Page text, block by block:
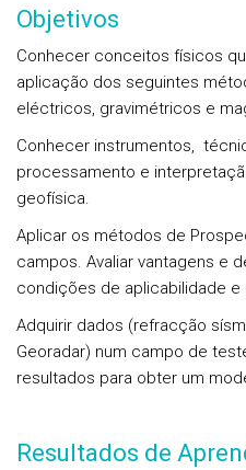
Objetivos
Conhecer conceitos físicos
aplicação dos seguintes
eléctricos, gravimétricos e
Conhecer instrumentos,
processamento e
geofísica.
Aplicar os métodos de
campos. Avaliar vantagens e
condições de aplicabilidade
Adquirir dados (refracção
Georadar) num campo de
resultados para obter um
Resultados de